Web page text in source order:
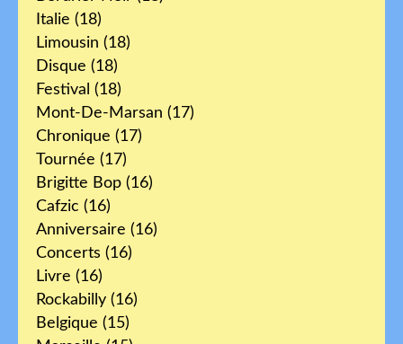
Italie (18)
Limousin (18)
Disque (18)
Festival (18)
Mont-De-Marsan (17)
Chronique (17)
Tournée (17)
Brigitte Bop (16)
Cafzic (16)
Anniversaire (16)
Concerts (16)
Livre (16)
Rockabilly (16)
Belgique (15)